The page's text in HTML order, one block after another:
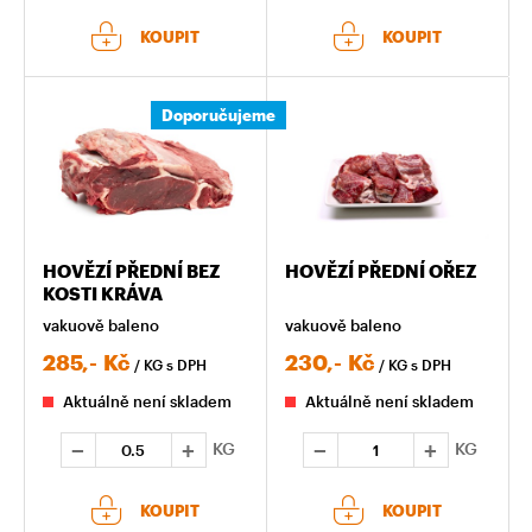
KOUPIT KOUPIT
Doporučujeme
HOVĚZÍ PŘEDNÍ BEZ
KOSTI KRÁVA
vakuově baleno
285,- Kč / KG s DPH
Aktuálně není skladem
KG
KOUPIT
HOVĚZÍ PŘEDNÍ OŘEZ
vakuově baleno
230,- Kč / KG s DPH
Aktuálně není skladem
KG
KOUPIT